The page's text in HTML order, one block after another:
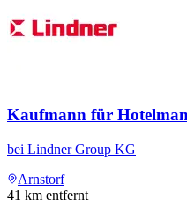
Kaufmann für
bei Lindner Group KG
Arnstorf
41 km entfernt